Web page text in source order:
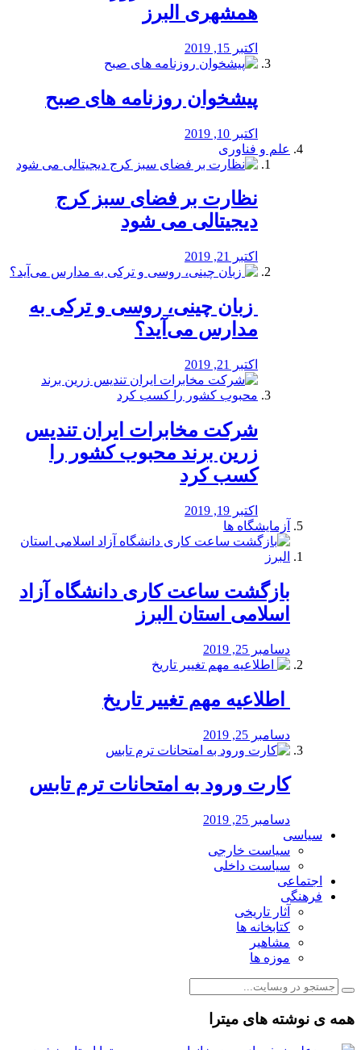
همشهری البرز
اکتبر 15, 2019
پیشخوان روزنامه های صبح
اکتبر 10, 2019
علم و فناوری
نظارت بر فضای سبز کرج
دیجیتالی می شود
اکتبر 21, 2019
️ زبان چینی، روسی و ترکی به
مدارس می‌آید؟
اکتبر 21, 2019
شرکت مخابرات ایران تندیس
زرین برند محبوب کشور را
کسب کرد
اکتبر 19, 2019
آزمایشگاه ها
بازگشت ساعت کاری دانشگاه آزاد
اسلامی استان البرز
دسامبر 25, 2019
️ اطلاعیه مهم تغییر تاریخ
دسامبر 25, 2019
کارت ورود به امتحانات ترم تابس
دسامبر 25, 2019
سیاسی
سیاست خارجی
سیاست داخلی
اجتماعی
فرهنگی
آثار تاریخی
کتابخانه ها
مشاهیر
موزه ها
همه ی نوشته های میترا